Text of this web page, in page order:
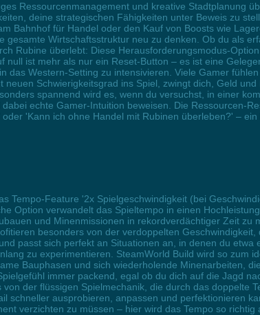
Ressourcenmanagement und kreative Stadtplanung
deine strategischen Fähigkeiten unter Beweis zu
Bahnhof für Handel oder den Kauf von Boosts wie
gesamte Wirtschaftsstruktur neu zu denken. Ob du als
Rubine überlebt: Diese Herausforderungsmodus-
ist mehr als nur ein Reset-Button – es ist eine
das Western-Setting zu intensivieren. Viele Gamer
Schwierigkeitsgrad ins Spiel, zwingt dich, Geld
spannend wird es, wenn du versuchst, in einer
echte Gamer-Intuition beweisen. Die Ressourcen-
'Kann ich ohne Handel mit Rubinen überleben?' –
Tempo-Feature '2x Spielgeschwindigkeit (bei
Option verwandelt das Spieltempo in einen
und Minenmissionen in rekordverdächtiger Zeit zu
besonders von der verdoppelten
passt sich perfekt an Situationen an, in denen du etwa
zu experimentieren. SteamWorld Build wird so zum
Bauphasen und sich wiederholende Minenarbeiten,
immer packend, egal ob du dich auf die Jagd
der flüssigen Spielmechanik, die durch das doppelte
schneller ausprobieren, anpassen und perfektionieren
verzichten zu müssen – hier wird das Tempo so richtig